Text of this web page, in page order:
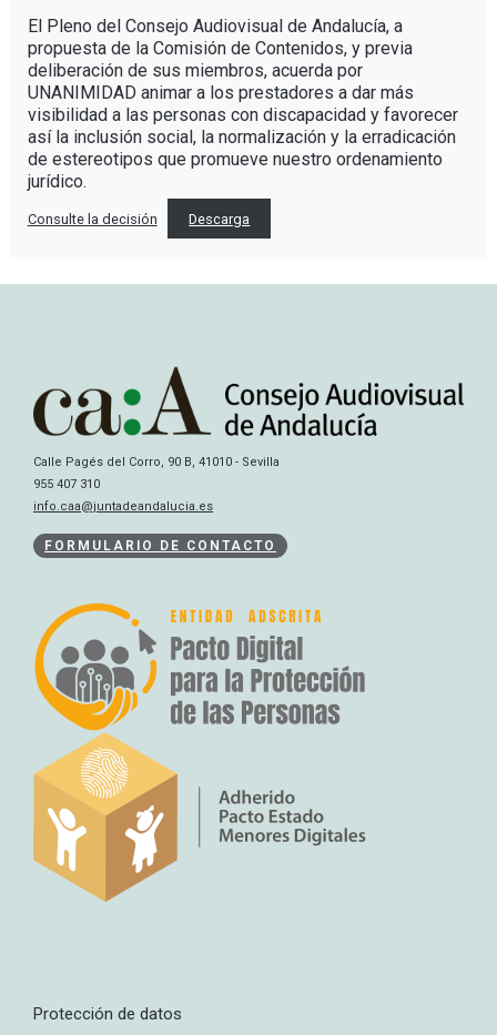
El Pleno del Consejo Audiovisual de Andalucía, a
propuesta de la Comisión de Contenidos, y previa
deliberación de sus miembros, acuerda por
UNANIMIDAD animar a los prestadores a dar más
visibilidad a las personas con discapacidad y favorecer
así la inclusión social, la normalización y la erradicación
de estereotipos que promueve nuestro ordenamiento
jurídico.
Consulte la decisión Descarga
Calle Pagés del Corro, 90 B, 41010 - Sevilla
955 407 310
info.caa@juntadeandalucia.es
FORMULARIO DE CONTACTO
Protección de datos